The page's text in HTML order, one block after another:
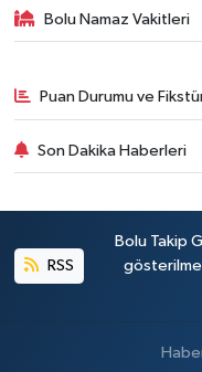
Bolu Namaz Vakitleri
Puan Durumu ve
Son Dakika Haberleri
RSS
Bolu Takip